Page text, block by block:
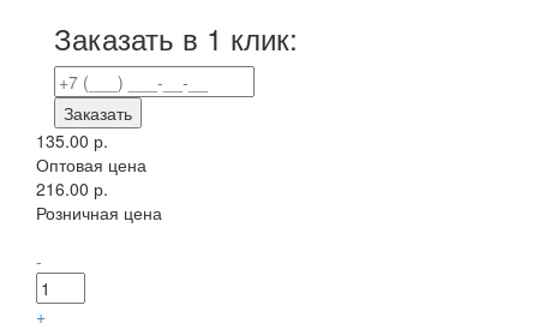
Заказать в 1 клик:
Заказать
135.00 р.
Оптовая цена
216.00 р.
Розничная цена
-
+